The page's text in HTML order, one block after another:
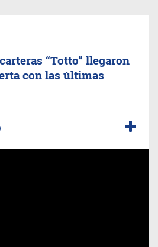
“Totto” llegaron
con las últimas